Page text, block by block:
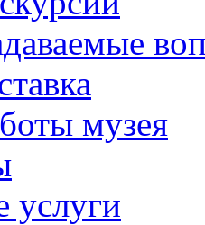
музея
услуги